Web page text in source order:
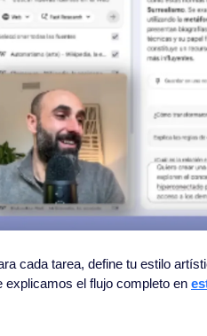
cada tarea, define tu estilo
explicamos el flujo completo en